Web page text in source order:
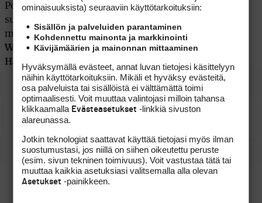
Portugalissa pelataan vain kolme kierrosta, joten
suuriin erheisiin ei ole varaa. Blomqvsit osallistuu
myös English Openiin seuraavalla viikolla.
Wikströmja Ranskassa sairastunutRiikka
Hakkarainenjättävät Portugalin kisan väliin.
Naisten Euroopan Tour
ominaisuuk­sista) seuraaviin käyttötarkoituksiin:
Sisällön ja palveluiden parantaminen
Kohdennettu mainonta ja markkinointi
Kävijämäärien ja mainonnan mittaaminen
Hyväksymällä evästeet, annat luvan tietojesi käsittelyyn
näihin käyttötarkoituksiin. Mikäli et hyväksy evästeitä,
osa palveluista tai sisällöistä ei välttämättä toimi
optimaalisesti. Voit muuttaa valintojasi milloin tahansa
klikkaamalla Evästeasetukset -linkkiä sivuston
alareunassa.
Jotkin teknologiat saattavat käyttää tietojasi myös ilman
suostumustasi, jos niillä on siihen oikeutettu peruste
(esim. sivun tekninen toimivuus). Voit vastustaa tätä tai
muuttaa kaikkia asetuksiasi valitsemalla alla olevan
Asetukset -painikkeen.